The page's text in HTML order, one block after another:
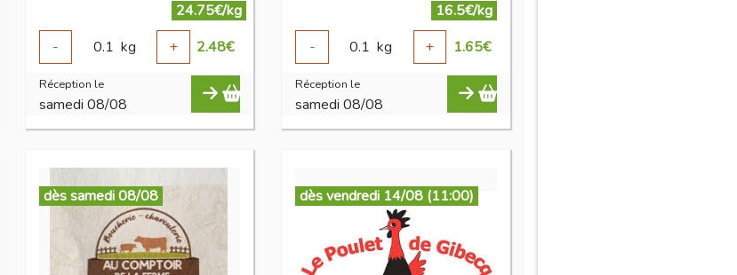
24.75€/kg
-
0.1 kg + 2.48€
Réception le
samedi 08/08
16.5€/kg
-
0.1 kg + 1.65€
Réception le
samedi 08/08
dès samedi 08/08 dès vendredi 14/08 (11:00)